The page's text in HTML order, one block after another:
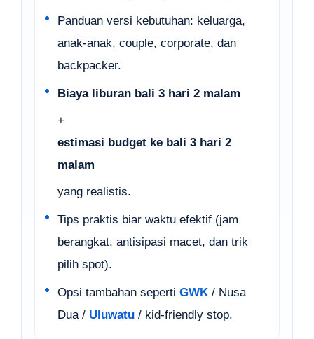
Panduan versi kebutuhan: keluarga,
anak-anak, couple, corporate, dan
backpacker.
Biaya liburan bali 3 hari 2 malam
+
estimasi budget ke bali 3 hari 2
malam
yang realistis.
Tips praktis biar waktu efektif (jam
berangkat, antisipasi macet, dan trik
pilih spot).
Opsi tambahan seperti GWK / Nusa
Dua / Uluwatu / kid-friendly stop.